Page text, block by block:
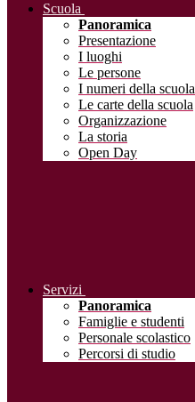
Scuola
Panoramica
Presentazione
I luoghi
Le persone
I numeri della scuola
Le carte della scuola
Organizzazione
La storia
Open Day
Servizi
Panoramica
Famiglie e studenti
Personale scolastico
Percorsi di studio